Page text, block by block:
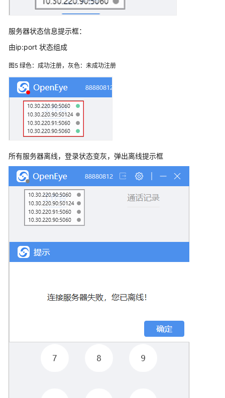
介
置
心
切
换
座
状
允
许
浏
览
消
息
服务器状态信息提示框：
由ip:port 状态组成
图5 绿色：成功注册，灰色：未成功注册
所有服务器离线，登录状态变灰，弹出离线提示框